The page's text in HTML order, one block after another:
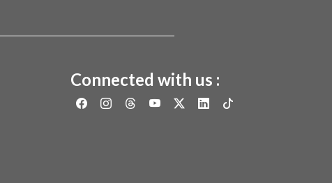
Connected with us :